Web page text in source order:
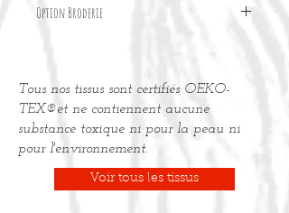
Option Broderie
commander l'option "Broderie"dans
la page articles.
Tous nos tissus sont certifiés OEKO-
TEX®et ne contiennent aucune
substance toxique ni pour la peau ni
pour l'environnement.
Voir tous les tissus